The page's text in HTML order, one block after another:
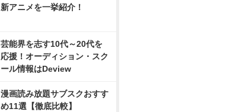
新アニメを一挙紹介！
芸能界を志す10代～20代を
応援！オーディション・スク
ール情報はDeview
漫画読み放題サブスクおすす
め11選【徹底比較】